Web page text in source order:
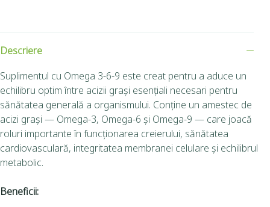
Descriere
Suplimentul cu Omega 3-6-9 este creat pentru a aduce un
echilibru optim între acizii grași esențiali necesari pentru
sănătatea generală a organismului. Conține un amestec de
acizi grași — Omega-3, Omega-6 și Omega-9 — care joacă
roluri importante în funcționarea creierului, sănătatea
cardiovasculară, integritatea membranei celulare și echilibrul
metabolic.
Beneficii: